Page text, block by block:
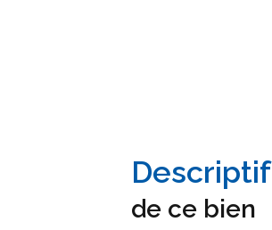
descriptif
de ce bien